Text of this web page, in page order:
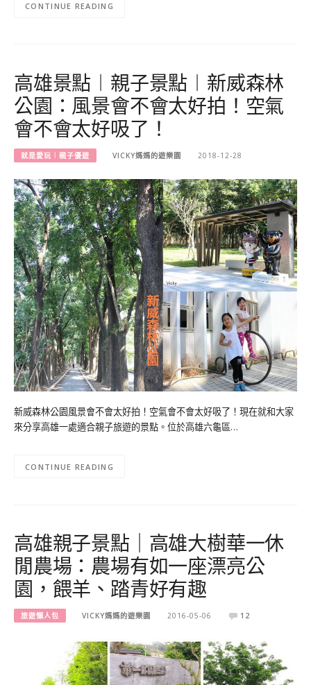
CONTINUE READING
高雄景點︱親子景點︱新威森林
公園：風景會不會太好拍！空氣
會不會太好吸了！
就是愛玩︱親子優遊 VICKY媽媽的遊樂園 2018-12-28
新威森林公園風景會不會太好拍！空氣會不會太好吸了！現在就和大家
來分享高雄一處適合親子旅遊的景點。位於高雄六龜區…
CONTINUE READING
高雄親子景點｜高雄大樹華一休
閒農場：農場有如一座漂亮公
園，餵羊、踏青好有趣
旅遊懶人包 VICKY媽媽的遊樂園 2016-05-06 12